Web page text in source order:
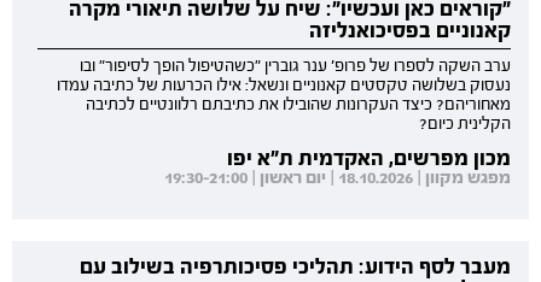
"קוראים כאן ועכשיו": שיח על שלושה תיאורי מקרה
קאנוניים בפסיכואנליזה
ערב השקה לספרו של פרופ' ענר גוברין "כשהטיפול הופך לסיפור" ובו
נעסוק בשלושה טקסטים קאנוניים ונשאל: אילו הכרעות של כתיבה עמדו
מאחוריהם? כיצד העקרונות שהובילו את כתיבתם רלוונטיים לכתיבה
הקלינית כיום?
מכון מפרשים, האקדמית ת"א יפו
מפגש מקוון | 18.10.2026 | יום ראשון | 19:30-21:00
מעבר לסף הידוע: תהליכי פסיכותרפיה בשילוב עם